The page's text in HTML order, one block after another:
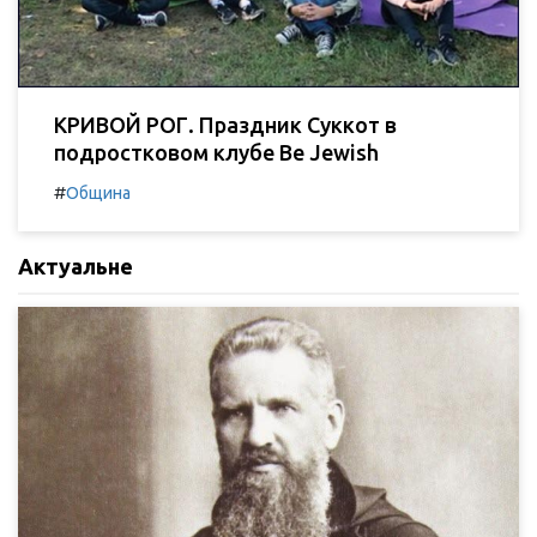
КРИВОЙ РОГ. Праздник Суккот в
подростковом клубе Be Jewish
#Община
Актуальне